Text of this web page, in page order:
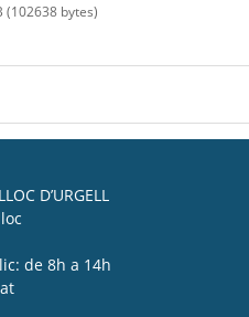
(102638 bytes)
D’URGELL
de 8h a 14h